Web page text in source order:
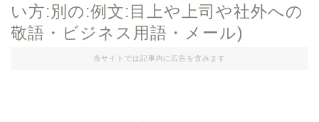
い方:別の:例文:目上や上司や社外への
敬語・ビジネス用語・メール)
当サイトでは記事内に広告を含みます